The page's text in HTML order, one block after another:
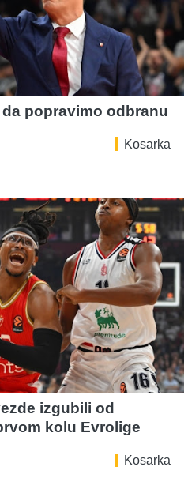
popravimo odbranu
Kosarka
izgubili od
kolu Evrolige
Kosarka